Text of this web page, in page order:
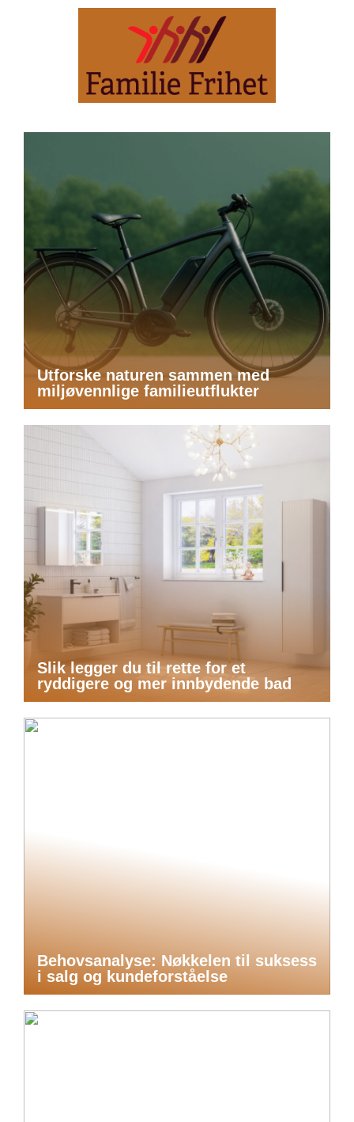
Utforske naturen sammen med
miljøvennlige familieutflukter
Slik legger du til rette for et
ryddigere og mer innbydende bad
Behovsanalyse: Nøkkelen til suksess
i salg og kundeforståelse